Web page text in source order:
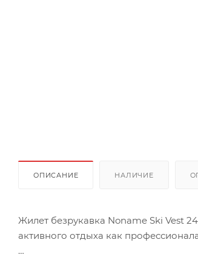
ОПИСАНИЕ НАЛИЧИЕ
Жилет безрукавка Noname Ski Vest
активного отдыха как